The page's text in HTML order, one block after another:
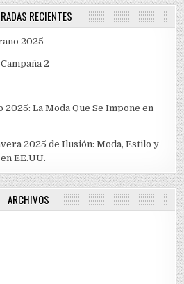
RECIENTES
2025
2
La Moda Que Se Impone en
2025 de Ilusión: Moda, Estilo y
EE.UU.
ARCHIVOS